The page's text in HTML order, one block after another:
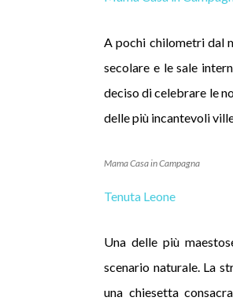
A pochi chilometri dal
secolare e le sale
deciso di celebrare le
delle più incantevoli
Mama Casa in Campagna
Tenuta Leone
Una delle più
scenario naturale. La
una chiesetta